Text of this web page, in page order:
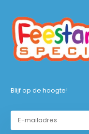
Blijf op de hoogte!